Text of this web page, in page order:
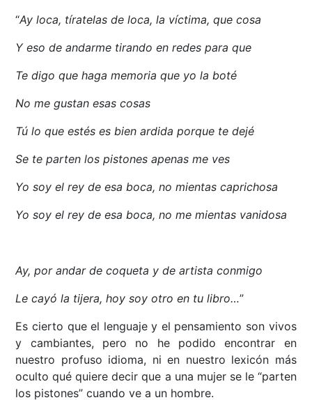
“Ay loca, tíratelas de loca, la víctima, que cosa
Y eso de andarme tirando en redes para que
Te digo que haga memoria que yo la boté
No me gustan esas cosas
Tú lo que estés es bien ardida porque te dejé
Se te parten los pistones apenas me ves
Yo soy el rey de esa boca, no mientas caprichosa
Yo soy el rey de esa boca, no me mientas vanidosa
Ay, por andar de coqueta y de artista conmigo
Le cayó la tijera, hoy soy otro en tu libro…”
Es cierto que el lenguaje y el pensamiento son vivos
y cambiantes, pero no he podido encontrar en
nuestro profuso idioma, ni en nuestro lexicón más
oculto qué quiere decir que a una mujer se le “parten
los pistones” cuando ve a un hombre.